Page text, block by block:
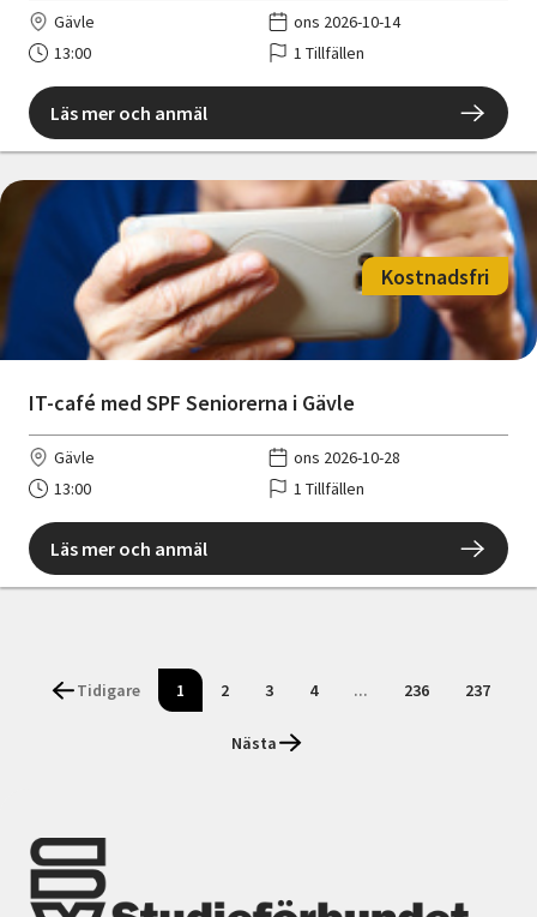
Gävle
ons 2026-10-14
13:00
1 Tillfällen
Läs mer och anmäl
IT-café med SPF Seniorerna i Gävle
Kostnadsfri
Gävle
ons 2026-10-28
13:00
1 Tillfällen
Läs mer och anmäl
Tidigare 1 2 3 4 ... 236 237
Nästa